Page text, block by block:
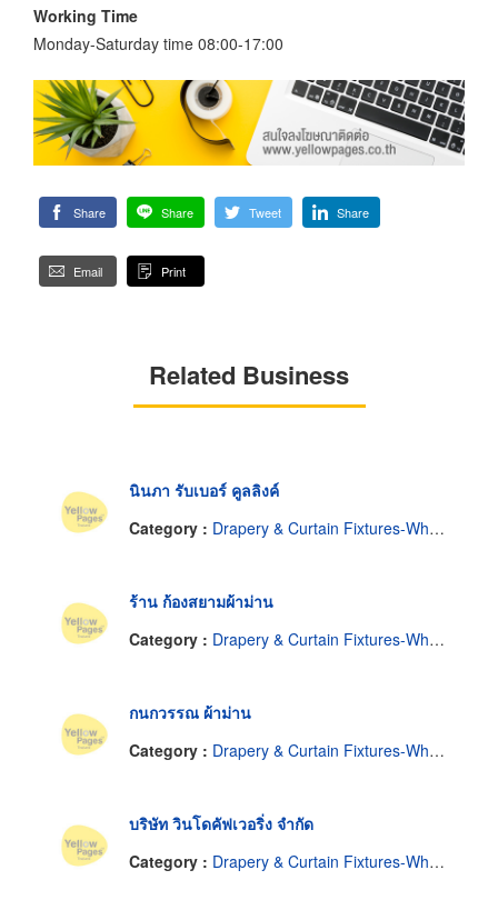
Working Time
Monday-Saturday time 08:00-17:00
Share Share Tweet Share
Email Print
Related Business
นินภา รับเบอร์ คูลลิงค์
Category : Drapery & Curtain Fixtures-Wholesale & Manufacturers
ร้าน ก้องสยามผ้าม่าน
Category : Drapery & Curtain Fixtures-Wholesale & Manufacturers
กนกวรรณ ผ้าม่าน
Category : Drapery & Curtain Fixtures-Wholesale & Manufacturers
บริษัท วินโดคัฟเวอริ่ง จำกัด
Category : Drapery & Curtain Fixtures-Wholesale & Manufacturers